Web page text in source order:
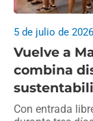
Vuelve a
combina
5 de julio de 2026
Con entrada